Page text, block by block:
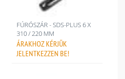
FÚRÓSZÁR - SDS-PLUS 6 X
310 / 220 MM
ÁRAKHOZ KÉRJÜK
JELENTKEZZEN BE!